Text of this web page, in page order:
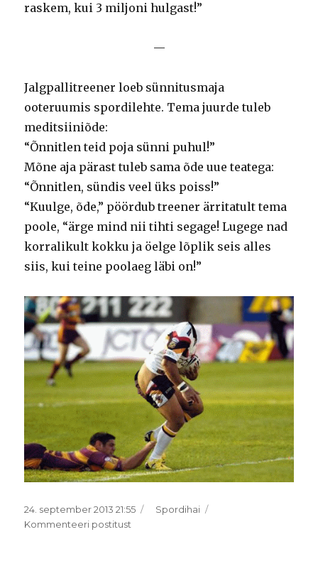
raskem, kui 3 miljoni hulgast!”
—
Jalgpallitreener loeb sünnitusmaja
ooteruumis spordilehte. Tema juurde tuleb
meditsiiniõde:
“Õnnitlen teid poja sünni puhul!”
Mõne aja pärast tuleb sama õde uue teatega:
“Õnnitlen, sündis veel üks poiss!”
“Kuulge, õde,” pöördub treener ärritatult tema
poole, “ärge mind nii tihti segage! Lugege nad
korralikult kokku ja öelge lõplik seis alles
siis, kui teine poolaeg läbi on!”
Postitatud
24. september 2013 21:55 Rubriigid
Spordihai
Kommenteeri postitust